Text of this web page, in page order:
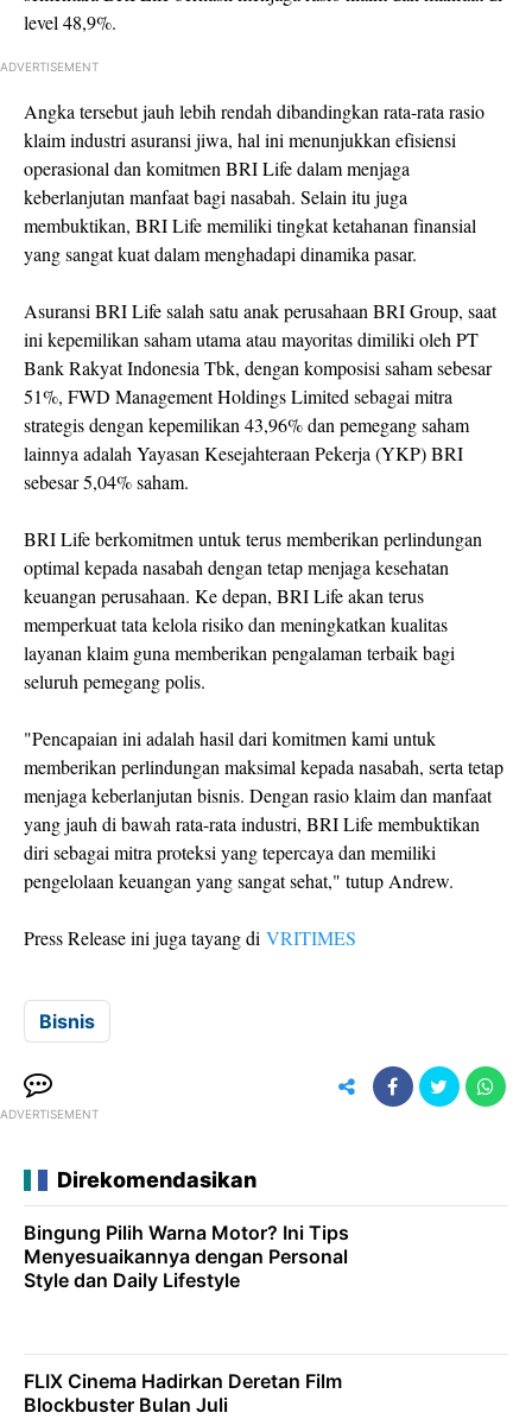
level 48,9%.
ADVERTISEMENT
Angka tersebut jauh lebih rendah dibandingkan rata-rata rasio
klaim industri asuransi jiwa, hal ini menunjukkan efisiensi
operasional dan komitmen BRI Life dalam menjaga
keberlanjutan manfaat bagi nasabah. Selain itu juga
membuktikan, BRI Life memiliki tingkat ketahanan finansial
yang sangat kuat dalam menghadapi dinamika pasar.
Asuransi BRI Life salah satu anak perusahaan BRI Group, saat
ini kepemilikan saham utama atau mayoritas dimiliki oleh PT
Bank Rakyat Indonesia Tbk, dengan komposisi saham sebesar
51%, FWD Management Holdings Limited sebagai mitra
strategis dengan kepemilikan 43,96% dan pemegang saham
lainnya adalah Yayasan Kesejahteraan Pekerja (YKP) BRI
sebesar 5,04% saham.
BRI Life berkomitmen untuk terus memberikan perlindungan
optimal kepada nasabah dengan tetap menjaga kesehatan
keuangan perusahaan. Ke depan, BRI Life akan terus
memperkuat tata kelola risiko dan meningkatkan kualitas
layanan klaim guna memberikan pengalaman terbaik bagi
seluruh pemegang polis.
"Pencapaian ini adalah hasil dari komitmen kami untuk
memberikan perlindungan maksimal kepada nasabah, serta tetap
menjaga keberlanjutan bisnis. Dengan rasio klaim dan manfaat
yang jauh di bawah rata-rata industri, BRI Life membuktikan
diri sebagai mitra proteksi yang tepercaya dan memiliki
pengelolaan keuangan yang sangat sehat," tutup Andrew.
Press Release ini juga tayang di VRITIMES
Bisnis
ADVERTISEMENT
Direkomendasikan
Bingung Pilih Warna Motor? Ini Tips
Menyesuaikannya dengan Personal
Style dan Daily Lifestyle
FLIX Cinema Hadirkan Deretan Film
Blockbuster Bulan Juli